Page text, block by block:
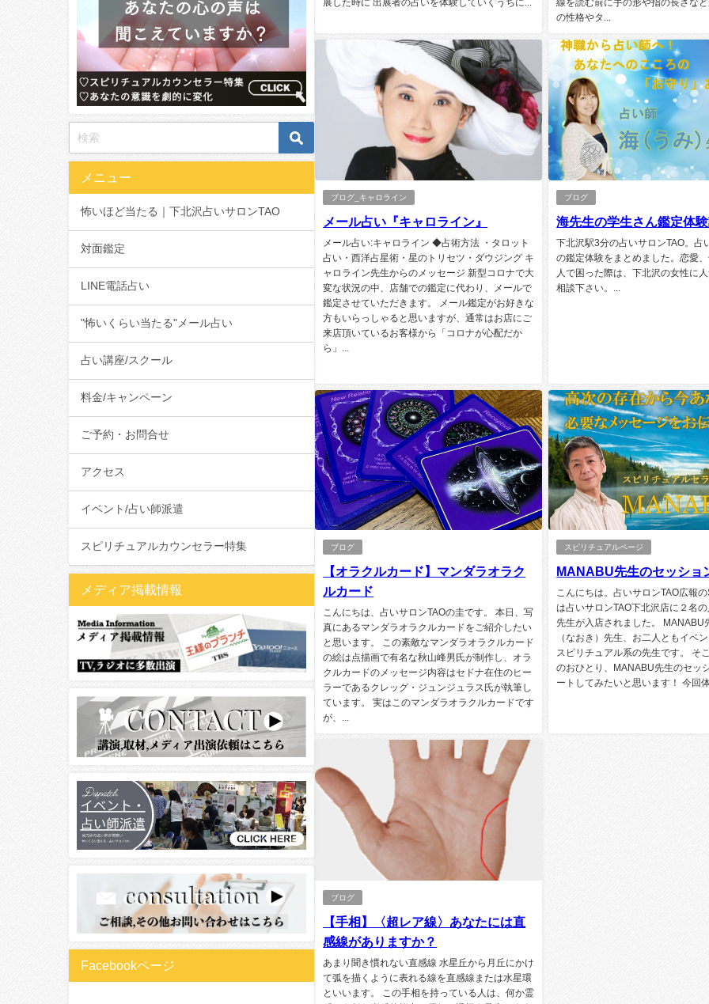
展した時に 出展者の占いを体験していくうちに...
線を読む前に手の形や指の長さな
の性格やタ...
ブログ_キャロライン
メール占い『キャロライン』
メール占い:キャロライン ◆占術方法 ・タロット
占い・西洋占星術・星のトリセツ・ダウジング キ
ャロライン先生からのメッセージ 新型コロナで大
変な状況の中、店舗での鑑定に代わり、メールで
鑑定させていただきます。 メール鑑定がお好きな
方もいらっしゃると思いますが、通常はお店にご
来店頂いているお客様から「コロナが心配だか
ら」...
ブログ
海先生の学生さん鑑定体
下北沢駅3分の占いサロンTAO。占
の鑑定体験をまとめました。恋愛
人で困った際は、下北沢の女性に
相談下さい。...
ブログ
【オラクルカード】マンダラオラク
ルカード
こんにちは、占いサロンTAOの圭です。 本日、写
真にあるマンダラオラクルカードをご紹介したい
と思います。 この素敵なマンダラオラクルカード
の絵は点描画で有名な秋山峰男氏が制作し、オラ
クルカードのメッセージ内容はセドナ在住のヒー
ラーであるクレッグ・ジュンジュラス氏が執筆し
ています。 実はこのマンダラオラクルカードです
が、...
スピリチュアルページ
MANABU先生のセッショ
こんにちは。占いサロンTAO広報
は占いサロンTAO下北沢店に２名
先生が入店されました。 MANABU
（なおき）先生、お二人ともイベ
スピリチュアル系の先生です。 そ
のおひとり、MANABU先生のセッ
ートしてみたいと思います！ 今回
ブログ
【手相】〈超レア線〉あなたには直
感線がありますか？
あまり聞き慣れない直感線 水星丘から月丘にかけ
て弧を描くように表れる線を直感線または水星環
といいます。 この手相を持っている人は、何か霊
メニュー
怖いほど当たる｜下北沢占いサロンTAO
対面鑑定
LINE電話占い
"怖いくらい当たる"メール占い
占い講座/スクール
料金/キャンペーン
ご予約・お問合せ
アクセス
イベント/占い師派遣
スピリチュアルカウンセラー特集
メディア掲載情報
Facebookページ